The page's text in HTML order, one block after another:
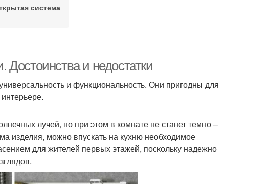
система
и недостатки
и функциональность. Они пригодны для
лучей, но при этом в комнате не станет темно –
изделия, можно впускать на кухню необходимое
для жителей первых этажей, поскольку надежно